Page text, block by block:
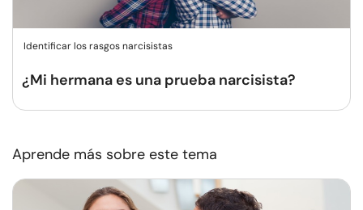
Identificar los rasgos narcisistas
¿Mi hermana es una prueba narcisista?
Aprende más sobre este tema